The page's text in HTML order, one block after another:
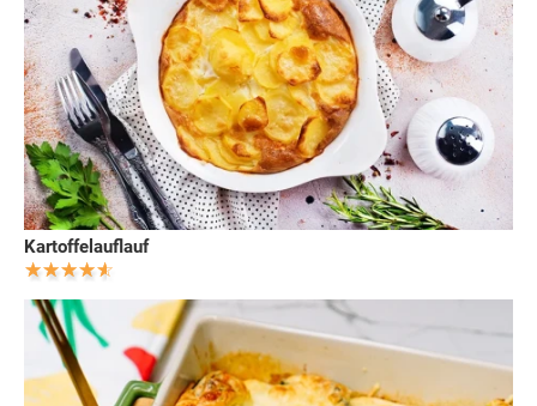
Kartoffelauflauf